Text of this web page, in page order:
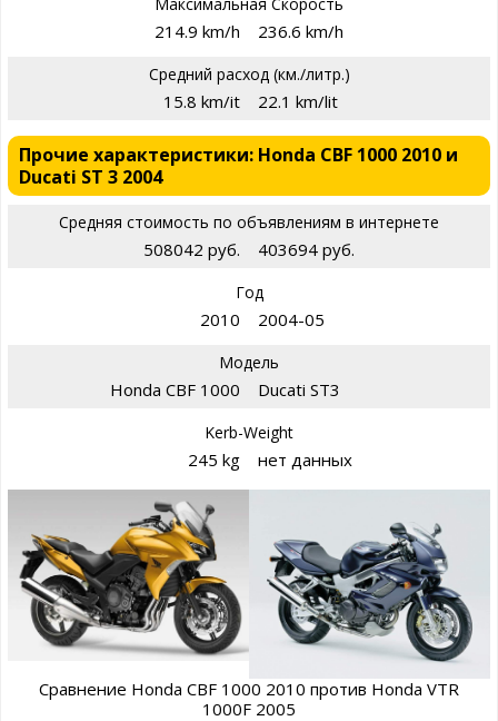
214.9 km/h 236.6 km/h
Средний расход (км./литр.)
15.8 km/it 22.1 km/lit
Прочие характеристики: Honda CBF 1000 2010 и
Ducati ST 3 2004
Средняя стоимость по объявлениям в интернете
508042 руб. 403694 руб.
Год
2010 2004-05
Модель
Honda CBF 1000 Ducati ST3
Kerb-Weight
245 kg нет данных
Сравнение Honda CBF 1000 2010 против Honda VTR
1000F 2005